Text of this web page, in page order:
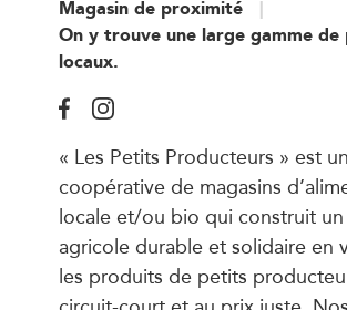
Magasin de proximité
On y trouve une large gamme
locaux.
« Les Petits Producteurs » est
coopérative de magasins
locale et/ou bio qui construit
agricole durable et solidaire en
les produits de petits